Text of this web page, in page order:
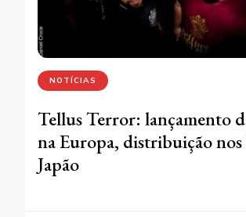
NOTÍCIAS
Tellus Terror: lançamento
na Europa, distribuição
Japão